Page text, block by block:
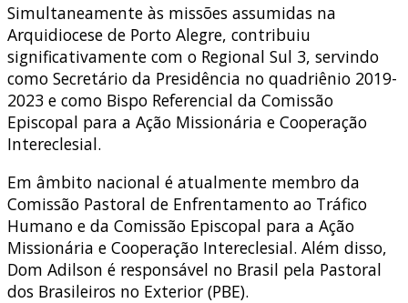
Simultaneamente às missões assumidas na
Arquidiocese de Porto Alegre, contribuiu
significativamente com o Regional Sul 3, servindo
como Secretário da Presidência no quadriênio 2019-
2023 e como Bispo Referencial da Comissão
Episcopal para a Ação Missionária e Cooperação
Intereclesial.
Em âmbito nacional é atualmente membro da
Comissão Pastoral de Enfrentamento ao Tráfico
Humano e da Comissão Episcopal para a Ação
Missionária e Cooperação Intereclesial. Além disso,
Dom Adilson é responsável no Brasil pela Pastoral
dos Brasileiros no Exterior (PBE).